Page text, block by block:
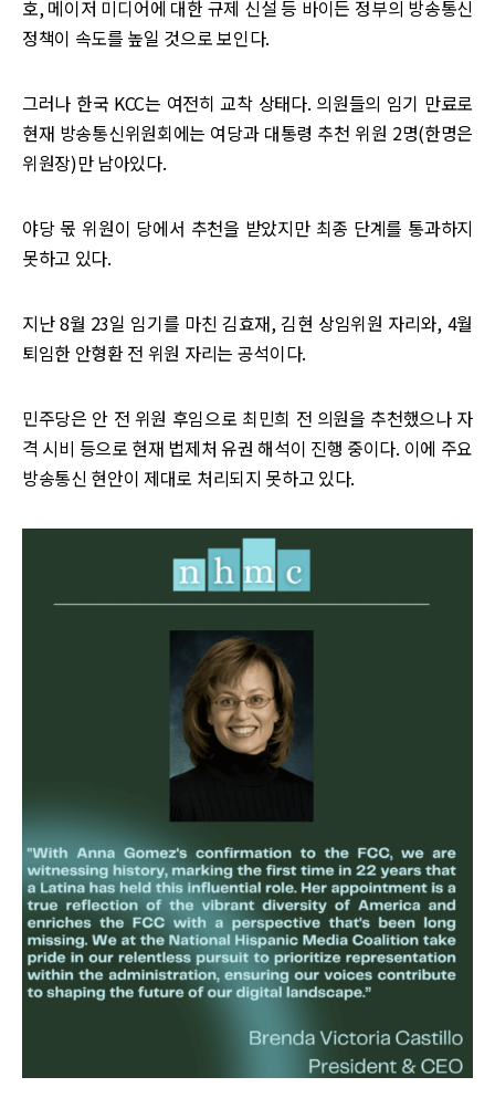
호, 메이저 미디어에 대한 규제 신설 등 바이든 정부의 방송통신
정책이 속도를 높일 것으로 보인다.
그러나 한국 KCC는 여전히 교착 상태다. 의원들의 임기 만료로
현재 방송통신위원회에는 여당과 대통령 추천 위원 2명(한명은
위원장)만 남아있다.
야당 몫 위원이 당에서 추천을 받았지만 최종 단계를 통과하지
못하고 있다.
지난 8월 23일 임기를 마친 김효재, 김현 상임위원 자리와, 4월
퇴임한 안형환 전 위원 자리는 공석이다.
민주당은 안 전 위원 후임으로 최민희 전 의원을 추천했으나 자
격 시비 등으로 현재 법제처 유권 해석이 진행 중이다. 이에 주요
방송통신 현안이 제대로 처리되지 못하고 있다.